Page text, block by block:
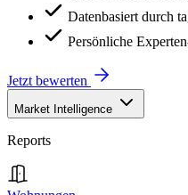
Datenbasiert durch
Persönliche
Jetzt bewerten
Market Intelligence
Reports